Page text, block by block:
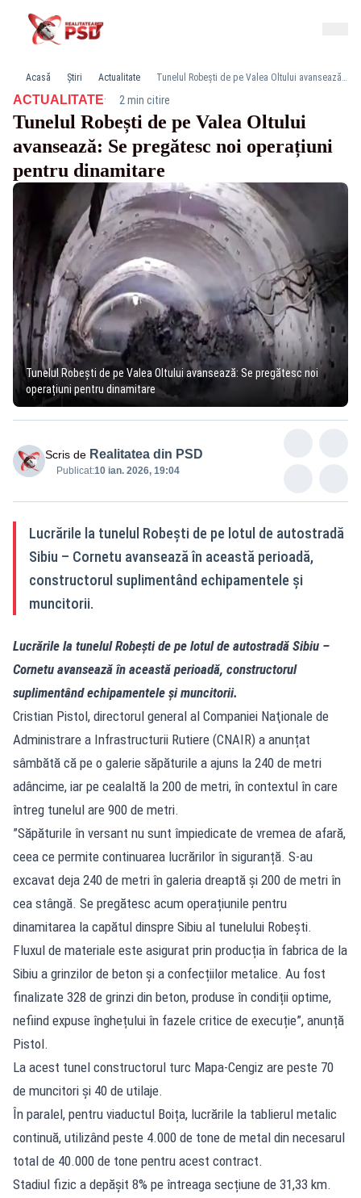
Acasă Știri Actualitate Tunelul Robești de pe Valea Oltului avansează: Se pregătesc noi operațiuni pentru dinamitare
ACTUALITATE· 2 min citire
Tunelul Robești de pe Valea Oltului
avansează: Se pregătesc noi operațiuni
pentru dinamitare
Tunelul Robești de pe Valea Oltului avansează: Se pregătesc noi
operațiuni pentru dinamitare
Scris de Realitatea din PSD
Publicat:10 ian. 2026, 19:04
Lucrările la tunelul Robești de pe lotul de autostradă
Sibiu – Cornetu avansează în această perioadă,
constructorul suplimentând echipamentele și
muncitorii.
Lucrările la tunelul Robești de pe lotul de autostradă Sibiu –
Cornetu avansează în această perioadă, constructorul
suplimentând echipamentele și muncitorii.
Cristian Pistol, directorul general al Companiei Naţionale de
Administrare a Infrastructurii Rutiere (CNAIR) a anunțat
sâmbătă că pe o galerie săpăturile a ajuns la 240 de metri
adâncime, iar pe cealaltă la 200 de metri, în contextul în care
întreg tunelul are 900 de metri.
”Săpăturile în versant nu sunt împiedicate de vremea de afară,
ceea ce permite continuarea lucrărilor în siguranță. S-au
excavat deja 240 de metri în galeria dreaptă și 200 de metri în
cea stângă. Se pregătesc acum operațiunile pentru
dinamitarea la capătul dinspre Sibiu al tunelului Robești.
Fluxul de materiale este asigurat prin producția în fabrica de la
Sibiu a grinzilor de beton și a confecțiilor metalice. Au fost
finalizate 328 de grinzi din beton, produse în condiții optime,
nefiind expuse înghețului în fazele critice de execuție”, anunță
Pistol.
La acest tunel constructorul turc Mapa-Cengiz are peste 70
de muncitori și 40 de utilaje.
În paralel, pentru viaductul Boița, lucrările la tablierul metalic
continuă, utilizând peste 4.000 de tone de metal din necesarul
total de 40.000 de tone pentru acest contract.
Stadiul fizic a depășit 8% pe întreaga secțiune de 31,33 km.